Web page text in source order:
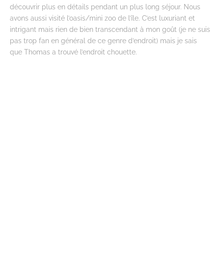
découvrir plus en détails pendant un plus long séjour. Nous
avons aussi visité l’oasis/mini zoo de l’île. C’est luxuriant et
intrigant mais rien de bien transcendant à mon goût (je ne suis
pas trop fan en général de ce genre d’endroit) mais je sais
que Thomas a trouvé l’endroit chouette.